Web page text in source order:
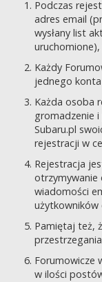
Podczas
adres email
wysłany list
uruchomione),
Każdy
jednego
Każda osoba
gromadzenie
Subaru.pl
rejestracji w
Rejestracja
otrzymywanie
wiadomości
użytkowników
Pamiętaj też,
Forumowicze
w ilości